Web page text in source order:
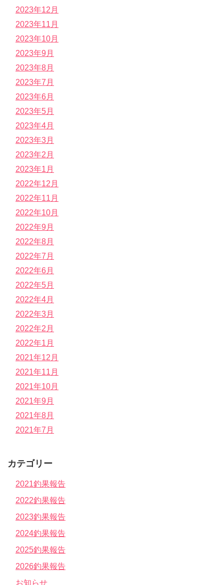
2023年12月
2023年11月
2023年10月
2023年9月
2023年8月
2023年7月
2023年6月
2023年5月
2023年4月
2023年3月
2023年2月
2023年1月
2022年12月
2022年11月
2022年10月
2022年9月
2022年8月
2022年7月
2022年6月
2022年5月
2022年4月
2022年3月
2022年2月
2022年1月
2021年12月
2021年11月
2021年10月
2021年9月
2021年8月
2021年7月
カテゴリー
2021釣果報告
2022釣果報告
2023釣果報告
2024釣果報告
2025釣果報告
2026釣果報告
お知らせ